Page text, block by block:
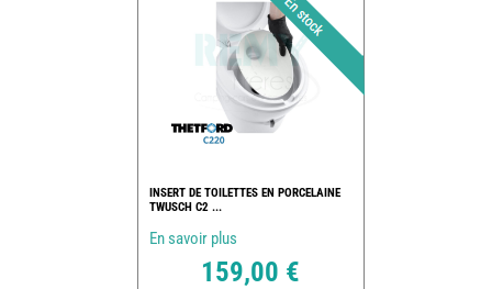
INSERT DE TOILETTES EN PORCELAINE
TWUSCH C2 ...
En savoir plus
159,00 €